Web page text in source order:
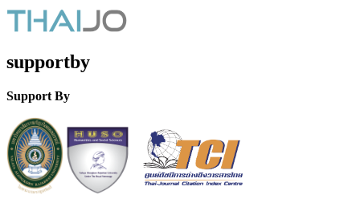
supportby
Support By